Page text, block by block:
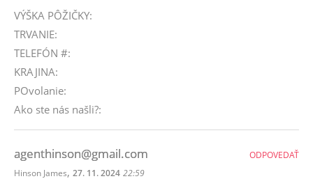
VÝŠKA PÔŽIČKY:
TRVANIE:
TELEFÓN #:
KRAJINA:
POvolanie:
Ako ste nás našli?:
agenthinson@gmail.com
Hinson James, 27. 11. 2024 22:59
ODPOVEDAŤ